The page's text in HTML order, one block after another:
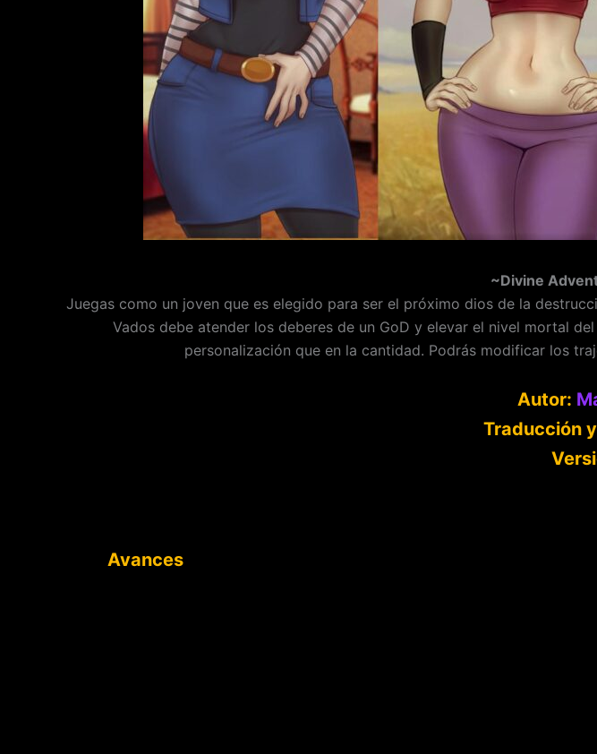
~Divine
Juegas como un joven que es elegido para ser el próximo dios de la
Vados debe atender los deberes de un GoD y elevar el nivel mortal
personalización que en la cantidad. Podrás modificar los
Autor:
Traducción
Avances